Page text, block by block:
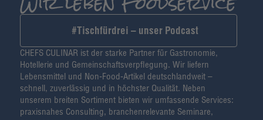
#Tischfürdrei – unser Podcast
CHEFS CULINAR ist der starke Partner für Gastronomie,
Hotellerie und Gemeinschaftsverpflegung. Wir liefern
Lebensmittel und Non-Food-Artikel deutschlandweit –
schnell, zuverlässig und in höchster Qualität. Neben
unserem breiten Sortiment bieten wir umfassende Services:
praxisnahes Consulting, branchenrelevante Seminare,